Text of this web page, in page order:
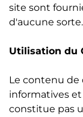
site sont
d'aucune sorte.
Utilisation du
Le contenu de
informatives
constitue pas